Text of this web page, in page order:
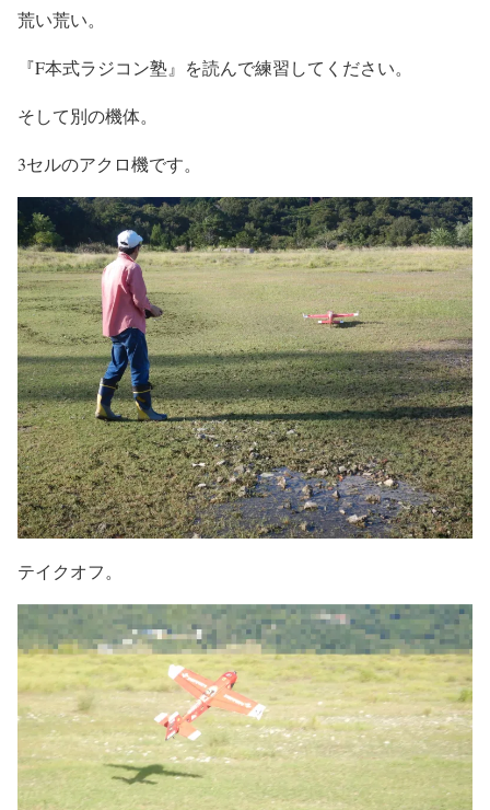
荒い荒い。
『F本式ラジコン塾』を読んで練習してください。
そして別の機体。
3セルのアクロ機です。
テイクオフ。